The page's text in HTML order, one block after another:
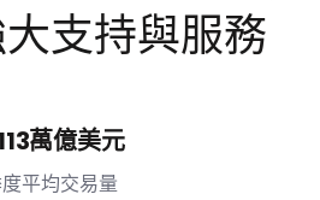
支持與服務
萬億美元
平均交易量